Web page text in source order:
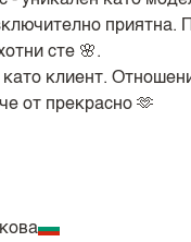
приятна.
сте 🌸.
клиент.
от прекрасно 🫶